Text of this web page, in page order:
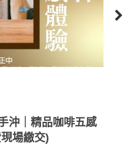
沖｜精品咖啡五感
場繳交)